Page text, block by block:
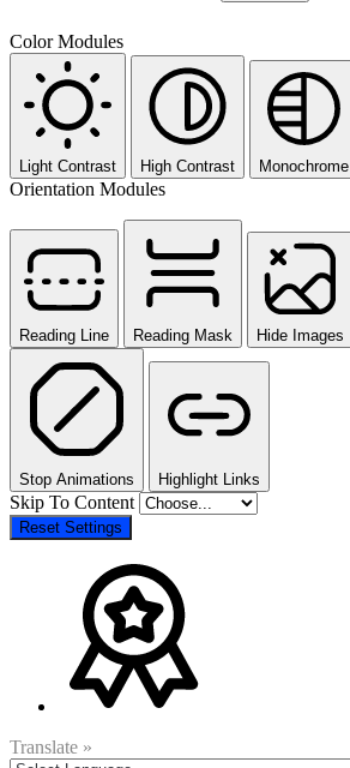
Color Modules
Light Contrast High Contrast Monochrome
Orientation Modules
Reading Line Reading Mask Hide Images
Stop Animations Highlight Links
Skip To Content
Reset Settings
Translate »